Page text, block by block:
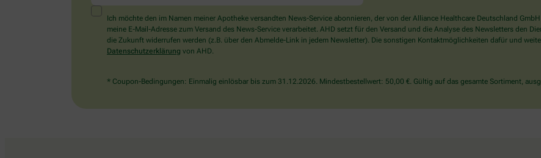
Mensch?
Dann
wählen
LKW.
Ich möchte den im Namen meiner Apotheke versandten News-Service abonnieren, der von der Alliance Healthcare Deutschland
meine E-Mail-Adresse zum Versand des News-Service verarbeitet. AHD setzt für den Versand und die Analyse des Newsletters den
die Zukunft widerrufen werden (z.B. über den Abmelde-Link in jedem Newsletter). Die sonstigen Kontaktmöglichkeiten dafür und
Datenschutzerklärung von AHD.
* Coupon-Bedingungen: Einmalig einlösbar bis zum 31.12.2026. Mindestbestellwert: 50,00 €. Gültig auf das gesamte Sortiment,